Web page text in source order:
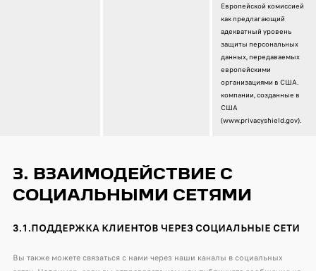
Европейской комиссией
как предлагающий
адекватный уровень
защиты персональных
данных, передаваемых
европейскими
организациями в США.
компании, созданные в
США
(www.privacyshield.gov).
3. ВЗАИМОДЕЙСТВИЕ С
СОЦИАЛЬНЫМИ СЕТЯМИ
3.1.ПОДДЕРЖКА КЛИЕНТОВ ЧЕРЕЗ СОЦИАЛЬНЫЕ СЕТИ
Вы также можете связаться с нами через наши каналы в социальных